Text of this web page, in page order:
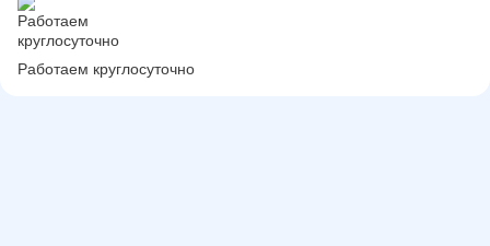
Работаем круглосуточно